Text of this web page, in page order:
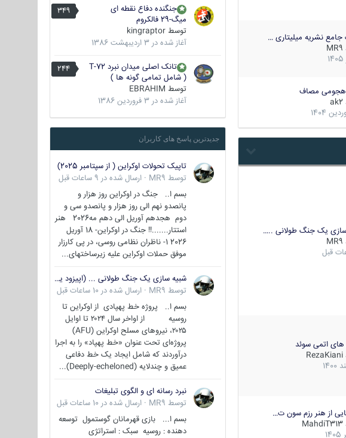
جامع نشریه میلیتاری …
MR9
هجومی مصاف
ak2
یک جنگ طولانی ..…
MR9
اتمی سوئد
RezaKiani
از هنر رزم سون ت…
MahdiT313
349
جنگنده دفاع نقطه ای
میگ-29 فالکروم
توسط kingraptor
آغاز شده در 3 اردیبهشت 1386
244
تانک اصلی میدان نبرد T-72
( شامل تمامی گونه ها )
توسط EBRAHIM
آغاز شده در 3 فروردین 1386
جدیدترین پاسخ های کاربران
تاپیک تحولات اوکراین ( از سپتامبر 2025)
توسط MR9
· ارسال شده در 9 ساعات قبل
بسم ا.. جنگ در اوکراین روز هزار و
پانصدو نهم الی روز هزار و پانصدو سی و
دوم هجدهم آوریل الی دهم مه2026 هنر
استتار.......!! جنگ در اوکراین- 18 آوریل
2026 1- ناظران نظامی روسی، در پی کارزار
موفق حملات اوکراین علیه زیرساختهای...
شبیه سازی یک جنگ طولانی ... (اپیزود یکم : اوکراین )
توسط MR9
· ارسال شده در 10 ساعات قبل
بسم ا.. پروژه خط پهپادی از اوکراین تا
روسیه از اواخر سال ۲۰۲۴ تا اوایل
۲۰۲۵، نیروهای مسلح اوکراین (AFU)
پروژه‌ای تحت عنوان «خط پهپاد» را به اجرا
درآوردند که شامل ایجاد یک خط دفاعی
عمیق و چندلایه (Deeply-echeloned)...
نبرد رسانه ای و الگوی تبلیغات
توسط MR9
· ارسال شده در 10 ساعات قبل
بسم ا... بازی قهرمانان گوستمول توسعه
دهنده : روسیه سبک : استراتژی